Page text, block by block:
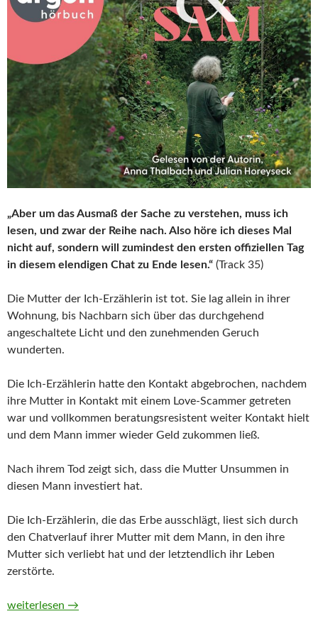
„Aber um das Ausmaß der Sache zu verstehen, muss ich
lesen, und zwar der Reihe nach. Also höre ich dieses Mal
nicht auf, sondern will zumindest den ersten offiziellen Tag
in diesem elendigen Chat zu Ende lesen.“ (Track 35)
Die Mutter der Ich-Erzählerin ist tot. Sie lag allein in ihrer
Wohnung, bis Nachbarn sich über das durchgehend
angeschaltete Licht und den zunehmenden Geruch
wunderten.
Die Ich-Erzählerin hatte den Kontakt abgebrochen, nachdem
ihre Mutter in Kontakt mit einem Love‑Scammer getreten
war und vollkommen beratungsresistent weiter Kontakt hielt
und dem Mann immer wieder Geld zukommen ließ.
Nach ihrem Tod zeigt sich, dass die Mutter Unsummen in
diesen Mann investiert hat.
Die Ich-Erzählerin, die das Erbe ausschlägt, liest sich durch
den Chatverlauf ihrer Mutter mit dem Mann, in den ihre
Mutter sich verliebt hat und der letztendlich ihr Leben
zerstörte.
Mama & Sam von Sarah Kuttner (Hörbuch)
weiterlesen →